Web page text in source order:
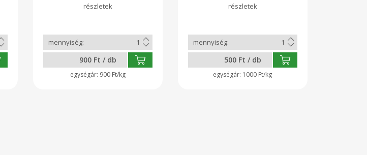
900 Ft / db
900 Ft/kg
500 Ft / db
1000 Ft/kg